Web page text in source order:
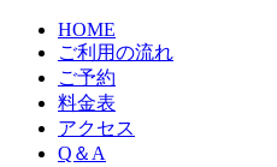
HOME
ご利用の流れ
ご予約
料金表
アクセス
Q＆A